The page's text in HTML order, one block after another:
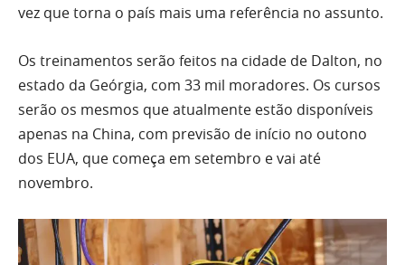
vez que torna o país mais uma referência no assunto.
Os treinamentos serão feitos na cidade de Dalton, no
estado da Geórgia, com 33 mil moradores. Os cursos
serão os mesmos que atualmente estão disponíveis
apenas na China, com previsão de início no outono
dos EUA, que começa em setembro e vai até
novembro.